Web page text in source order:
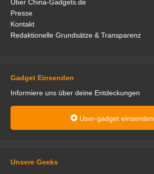
Über China-Gadgets.de
Presse
Kontakt
Redaktionelle Grundsätze & Transparenz
Gadget Einsenden
Informiere uns über deine Entdeckungen
User-gadget einsenden
Unsere Geeks